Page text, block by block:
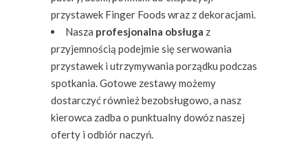
przystawek Finger Foods wraz z dekoracjami.
Nasza profesjonalna obsługa z
przyjemnością podejmie się serwowania
przystawek i utrzymywania porządku podczas
spotkania. Gotowe zestawy możemy
dostarczyć również bezobsługowo, a nasz
kierowca zadba o punktualny dowóz naszej
oferty i odbiór naczyń.